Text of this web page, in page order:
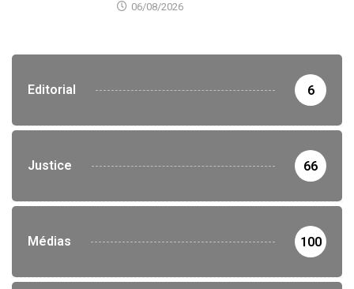
06/08/2026
Editorial 6
Justice 66
Médias 100